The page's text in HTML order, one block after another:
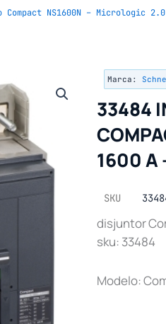
NS1600N – Micrologic
Marca:
33484
1600 A
SKU
disjuntor
sku: 33484
Modelo: